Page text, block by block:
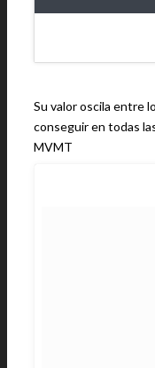
Su valor oscila entre
conseguir en todas
MVMT